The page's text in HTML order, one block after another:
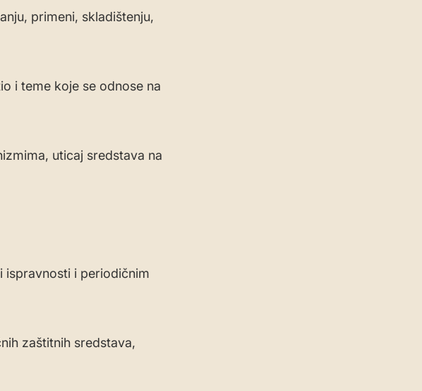
primeni, skladištenju,
i teme koje se odnose na
uticaj sredstava na
ispravnosti i periodičnim
zaštitnih sredstava,